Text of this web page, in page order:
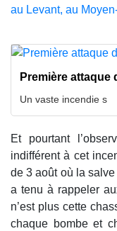
au Levant, au
Première attaque
Un vaste incendie s
Et pourtant
indifférent à cet
de 3 août où la
a tenu à rappeler
n’est plus cette
chaque bombe et